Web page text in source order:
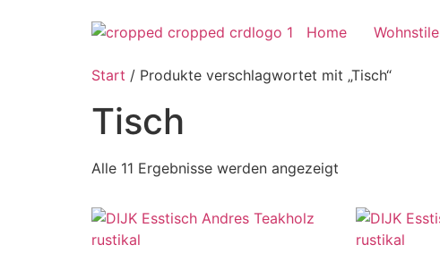
Home Wohnstile
Start / Produkte verschlagwortet mit „Tisch“
Tisch
Alle 11 Ergebnisse werden angezeigt